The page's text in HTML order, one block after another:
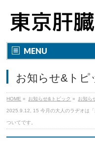
MENU
お知らせ&トピ
HOME » お知らせ&トピック » お知ら
2025.9.12, 15 今月の大人のラヂオは
ついてです。